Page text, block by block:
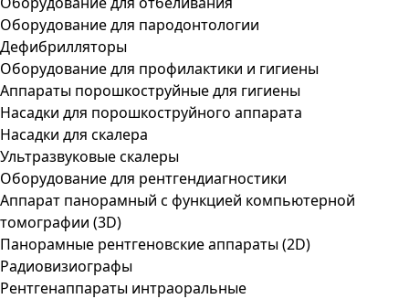
Оборудование для пародонтологии
Дефибрилляторы
Оборудование для профилактики и гигиены
Аппараты порошкоструйные для гигиены
Насадки для порошкоструйного аппарата
Насадки для скалера
Ультразвуковые скалеры
Оборудование для рентгендиагностики
Аппарат панорамный с функцией компьютерной
томографии (3D)
Панорамные рентгеновские аппараты (2D)
Радиовизиографы
Рентгенаппараты интраоральные